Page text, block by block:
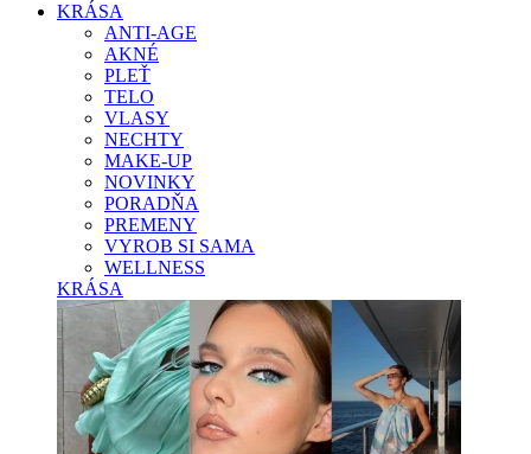
KRÁSA
ANTI-AGE
AKNÉ
PLEŤ
TELO
VLASY
NECHTY
MAKE-UP
NOVINKY
PORADŇA
PREMENY
VYROB SI SAMA
WELLNESS
KRÁSA